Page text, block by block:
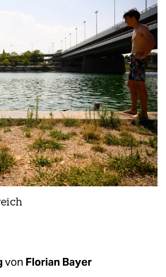
von Florian Bayer